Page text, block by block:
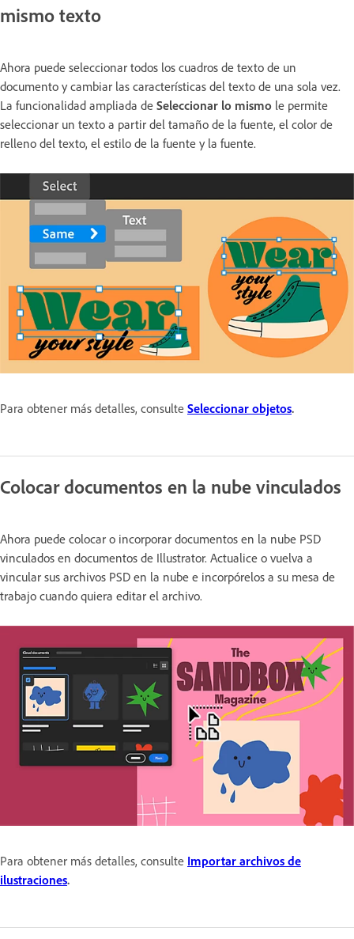
mismo texto
Ahora puede seleccionar todos los cuadros de texto de un
documento y cambiar las características del texto de una sola vez.
La funcionalidad ampliada de Seleccionar lo mismo le permite
seleccionar un texto a partir del tamaño de la fuente, el color de
relleno del texto, el estilo de la fuente y la fuente.
Para obtener más detalles, consulte Seleccionar objetos.
Colocar documentos en la nube vinculados
Ahora puede colocar o incorporar documentos en la nube PSD
vinculados en documentos de Illustrator. Actualice o vuelva a
vincular sus archivos PSD en la nube e incorpórelos a su mesa de
trabajo cuando quiera editar el archivo.
Para obtener más detalles, consulte Importar archivos de
ilustraciones.